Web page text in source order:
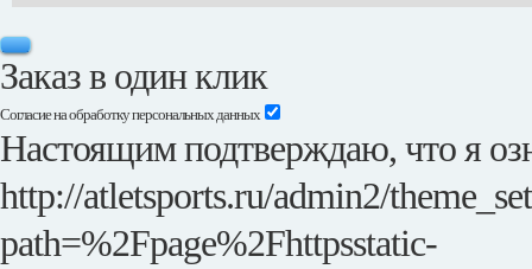
Заказ в один клик
Согласие на обработку персональных данных
Настоящим подтверждаю, что я
http://atletsports.ru/admin2/
path=%2Fpage%2Fhttpsstatic-